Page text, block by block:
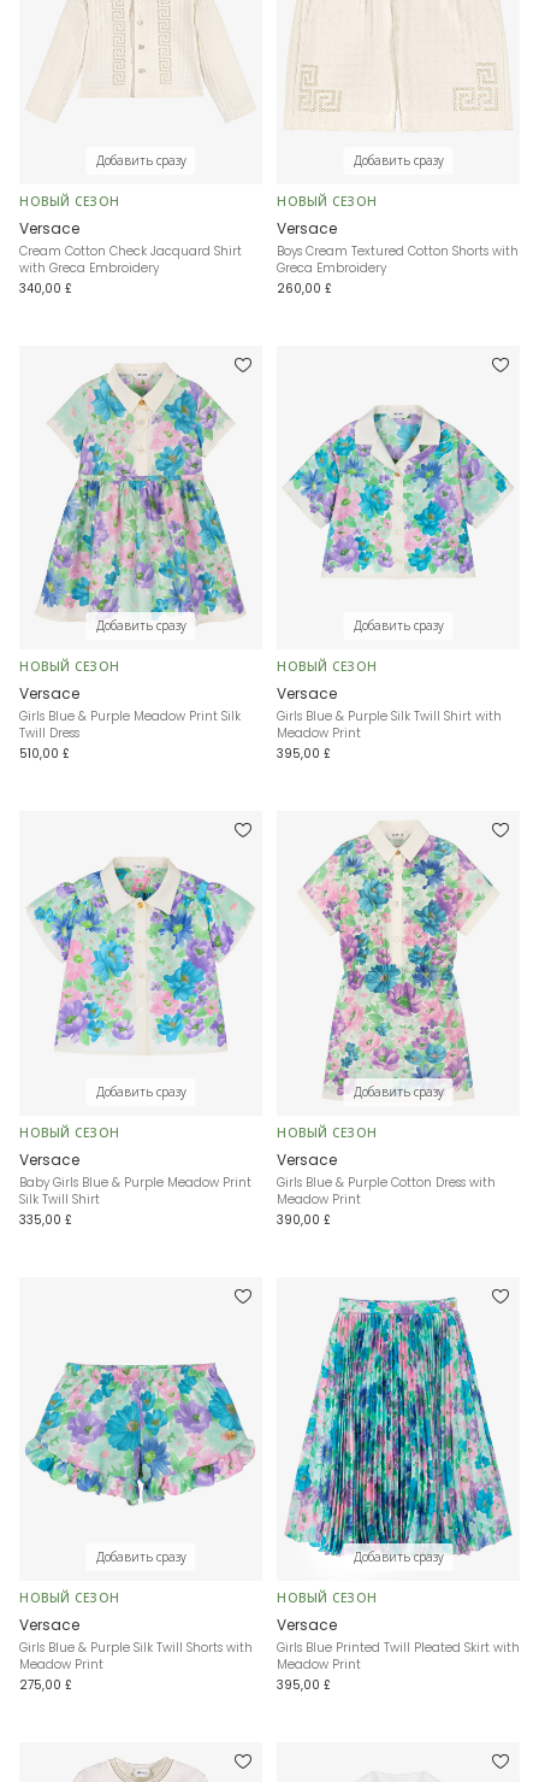
Добавить сразу
НОВЫЙ СЕЗОН
Versace
Cream Cotton Check Jacquard Shirt
with Greca Embroidery
340,00 £
Добавить сразу
НОВЫЙ СЕЗОН
Versace
Boys Cream Textured Cotton Shorts with
Greca Embroidery
260,00 £
Добавить сразу
НОВЫЙ СЕЗОН
Versace
Girls Blue & Purple Meadow Print Silk
Twill Dress
510,00 £
Добавить сразу
НОВЫЙ СЕЗОН
Versace
Girls Blue & Purple Silk Twill Shirt with
Meadow Print
395,00 £
Добавить сразу
НОВЫЙ СЕЗОН
Versace
Baby Girls Blue & Purple Meadow Print
Silk Twill Shirt
335,00 £
Добавить сразу
НОВЫЙ СЕЗОН
Versace
Girls Blue & Purple Cotton Dress with
Meadow Print
390,00 £
Добавить сразу
НОВЫЙ СЕЗОН
Versace
Girls Blue & Purple Silk Twill Shorts with
Meadow Print
275,00 £
Добавить сразу
НОВЫЙ СЕЗОН
Versace
Girls Blue Printed Twill Pleated Skirt with
Meadow Print
395,00 £